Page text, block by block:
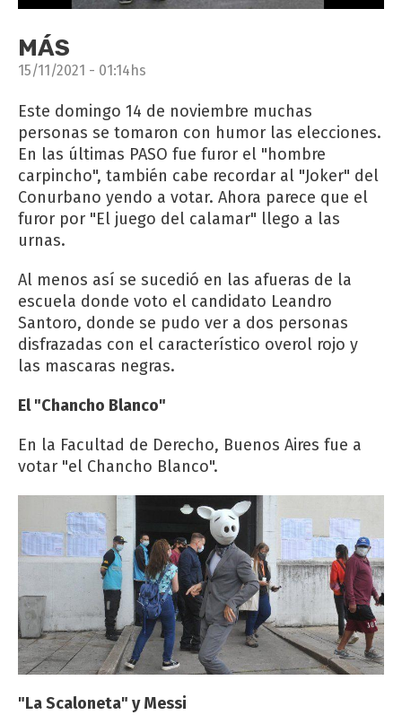
MÁS
15/11/2021 - 01:14hs
Este domingo 14 de noviembre muchas
personas se tomaron con humor las elecciones.
En las últimas PASO fue furor el "hombre
carpincho", también cabe recordar al "Joker" del
Conurbano yendo a votar. Ahora parece que el
furor por "El juego del calamar" llego a las
urnas.
Al menos así se sucedió en las afueras de la
escuela donde voto el candidato Leandro
Santoro, donde se pudo ver a dos personas
disfrazadas con el característico overol rojo y
las mascaras negras.
El "Chancho Blanco"
En la Facultad de Derecho, Buenos Aires fue a
votar "el Chancho Blanco".
"La Scaloneta" y Messi